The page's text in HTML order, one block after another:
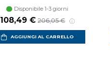
Disponibile 1-3 giorni
Prezzo scontato
108,49 € Prezzo di listino
206,05 €
AGGIUNGI AL CARRELLO